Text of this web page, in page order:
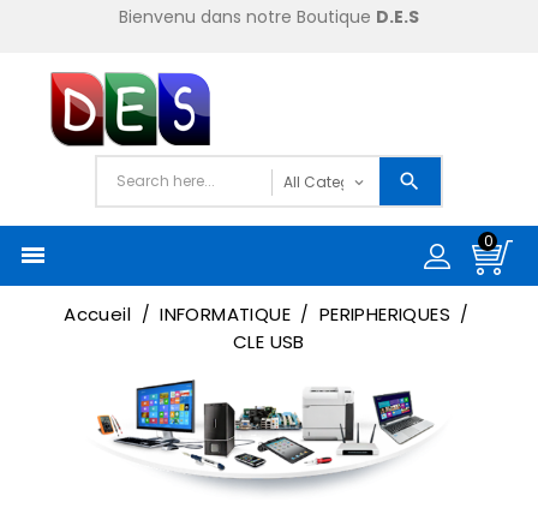
Bienvenu dans notre Boutique D.E.S

0
Accueil INFORMATIQUE
PERIPHERIQUES
CLE USB